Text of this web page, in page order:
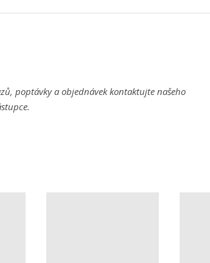
poptávky a objednávek kontaktujte našeho